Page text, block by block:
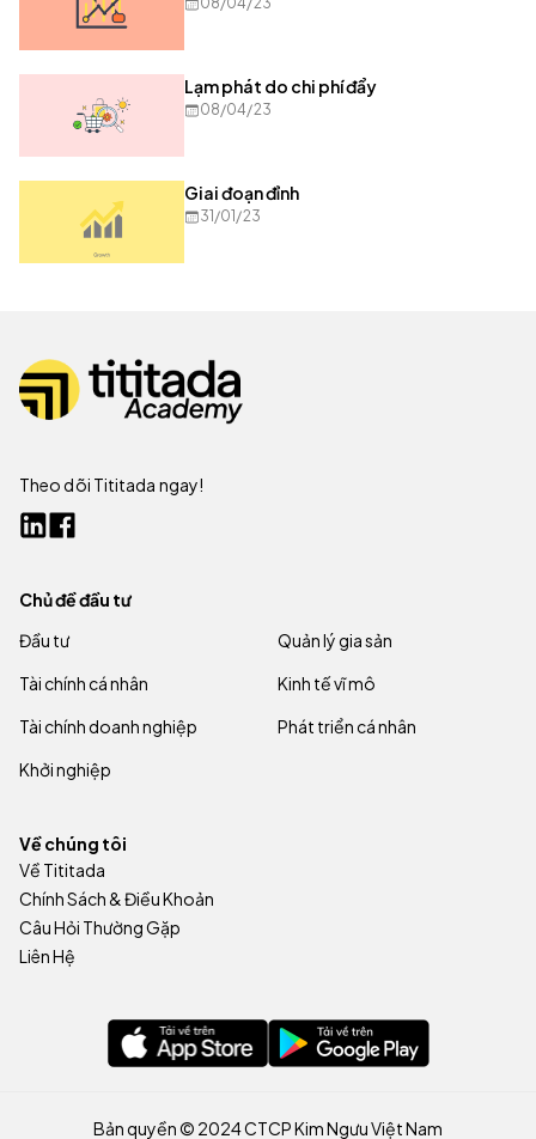
Lạm phát do chi phí đẩy
08/04/23
Giai đoạn đỉnh
31/01/23
Theo dõi Tititada ngay!
Chủ đề đầu tư
Đầu tư
Quản lý gia sản
Tài chính cá nhân
Kinh tế vĩ mô
Tài chính doanh nghiệp
Phát triển cá nhân
Khởi nghiệp
Về chúng tôi
Về Tititada
Chính Sách & Điều Khoản
Câu Hỏi Thường Gặp
Liên Hệ
Bản quyền © 2024 CTCP Kim Ngưu Việt Nam